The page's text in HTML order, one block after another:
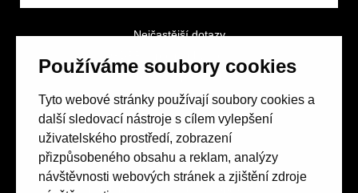
Používáme soubory cookies
Tyto webové stránky používají soubory cookies a
další sledovací nástroje s cílem vylepšení
uživatelského prostředí, zobrazení
přizpůsobeného obsahu a reklam, analýzy
návštěvnosti webových stránek a zjištění zdroje
Nejčastější dotazy
Obchodní podmínky
Spolek přátel vydávání